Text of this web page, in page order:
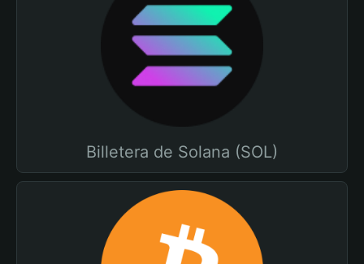
Billetera de Solana (SOL)